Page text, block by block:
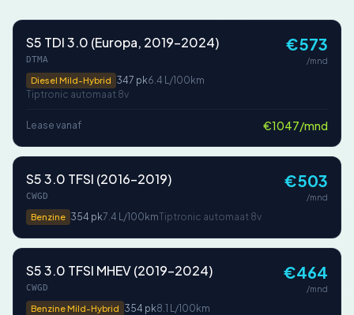
S5 TDI 3.0 (Europa, 2019-2024)
DTMA
Diesel Mild-Hybrid
347 pk6.4 L/100km
Tiptronic automaat 8v
€573
/mnd
Lease vanaf €1047/mnd
S5 3.0 TFSI (2016-2019)
CWGD
Benzine 354 pk7.4 L/100kmTiptronic automaat 8v
€503
/mnd
S5 3.0 TFSI MHEV (2019-2024)
CWGD
Benzine Mild-Hybrid
354 pk8.1 L/100km
€464
/mnd